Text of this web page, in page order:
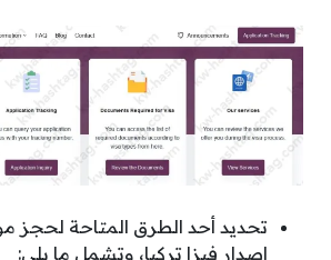
تحديد أحد الطرق المتاحة لحجز
إصدار فيزا تركيا، وتشمل ما يلي: